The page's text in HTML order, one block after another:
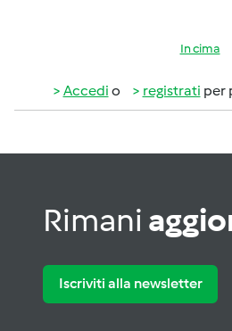
In cima
Accedi o registrati per
Rimani
Iscriviti alla newsletter